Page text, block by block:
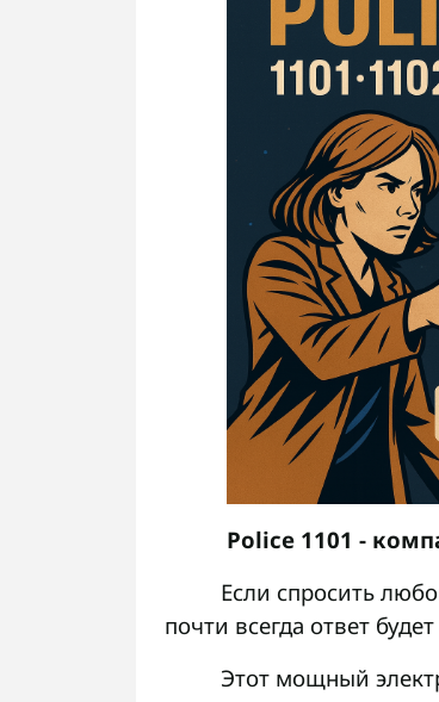
Police 1101 -
Если спросить
почти всегда ответ
Этот мощный